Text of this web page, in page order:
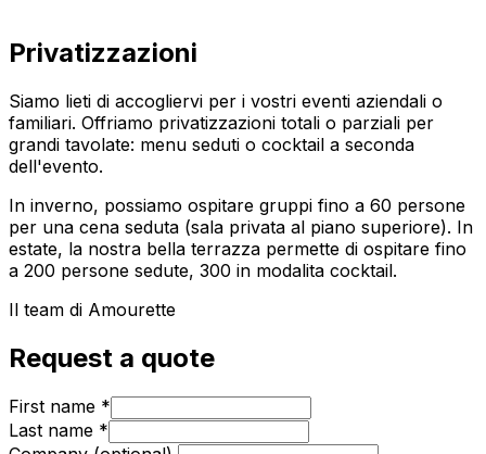
Privatizzazioni
Siamo lieti di accogliervi per i vostri eventi aziendali o
familiari. Offriamo privatizzazioni totali o parziali per
grandi tavolate: menu seduti o cocktail a seconda
dell'evento.
In inverno, possiamo ospitare gruppi fino a 60 persone
per una cena seduta (sala privata al piano superiore). In
estate, la nostra bella terrazza permette di ospitare fino
a 200 persone sedute, 300 in modalita cocktail.
Il team di Amourette
Request a quote
First name *
Last name *